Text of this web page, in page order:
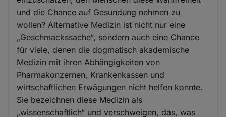
und die Chance auf Gesundung nehmen zu
wollen? Alternative Medizin ist nicht nur eine
„Geschmackssache“, sondern auch eine Chance
für viele, denen die dogmatisch akademische
Medizin mit ihren Abhängigkeiten von
Pharmakonzernen, Krankenkassen und
wirtschaftlichen Erwägungen nicht helfen konnte.
Sie bezeichnen diese Medizin als
„wissenschaftlich“ und verschweigen, das, was